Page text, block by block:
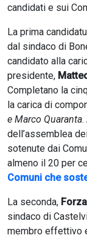
candidati e sui
La prima
dal sindaco di
candidato alla
presidente,
Completano la
la carica di
e Marco Quaranta.
dell’assemblea
sotenute dai
almeno il 20 per
Comuni che
La seconda,
sindaco di
membro effettivo